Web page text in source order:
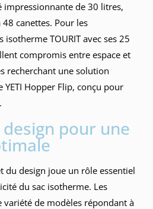
impressionnante de 30 litres,
canettes. Pour les
isotherme TOURIT avec ses 25
compromis entre espace et
recherchant une solution
Hopper Flip, conçu pour
pour une
du design joue un rôle essentiel
du sac isotherme. Les
de modèles répondant à